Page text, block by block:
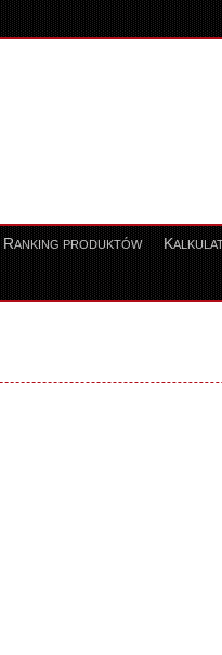
RANKING PRODUKTÓW K